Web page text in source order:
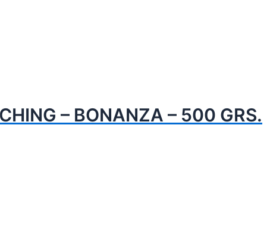
– BONANZA – 500 GRS.